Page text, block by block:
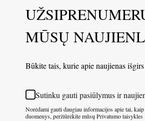
MŪSŲ
Būkite tais, kurie apie naujienas
Sutinku gauti pasiūlymus ir
Norėdami gauti daugiau informacijos apie tai,
duomenys, peržiūrėkite mūsų Privatumo taisykles